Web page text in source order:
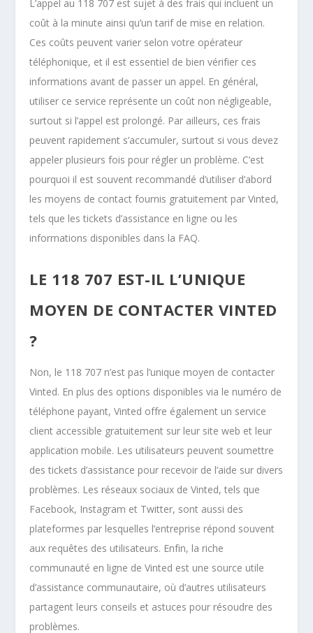
L’appel au 118 707 est sujet à des frais qui incluent un
coût à la minute ainsi qu’un tarif de mise en relation.
Ces coûts peuvent varier selon votre opérateur
téléphonique, et il est essentiel de bien vérifier ces
informations avant de passer un appel. En général,
utiliser ce service représente un coût non négligeable,
surtout si l’appel est prolongé. Par ailleurs, ces frais
peuvent rapidement s’accumuler, surtout si vous devez
appeler plusieurs fois pour régler un problème. C’est
pourquoi il est souvent recommandé d’utiliser d’abord
les moyens de contact fournis gratuitement par Vinted,
tels que les tickets d’assistance en ligne ou les
informations disponibles dans la FAQ.
LE 118 707 EST-IL L’UNIQUE
MOYEN DE CONTACTER VINTED
?
Non, le 118 707 n’est pas l’unique moyen de contacter
Vinted. En plus des options disponibles via le numéro de
téléphone payant, Vinted offre également un service
client accessible gratuitement sur leur site web et leur
application mobile. Les utilisateurs peuvent soumettre
des tickets d’assistance pour recevoir de l’aide sur divers
problèmes. Les réseaux sociaux de Vinted, tels que
Facebook, Instagram et Twitter, sont aussi des
plateformes par lesquelles l’entreprise répond souvent
aux requêtes des utilisateurs. Enfin, la riche
communauté en ligne de Vinted est une source utile
d’assistance communautaire, où d’autres utilisateurs
partagent leurs conseils et astuces pour résoudre des
problèmes.